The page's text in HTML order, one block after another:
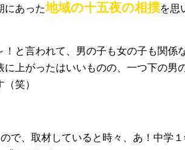
にあった地域の十五夜の相撲を思
と言われて、男の子も女の子も関係
上がったはいいものの、一つ下の男
笑）
ので、取材していると時々、あ！中学